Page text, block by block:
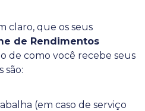
claro, que os seus
de Rendimentos
de como você recebe seus
são:
(em caso de serviço